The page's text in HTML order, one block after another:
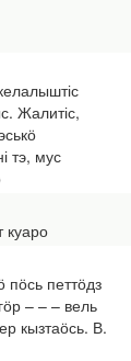
Жалитіс,
тэ, мус
куаро
пӧсь петтӧдз
– – – вель
кызтаӧсь. В.